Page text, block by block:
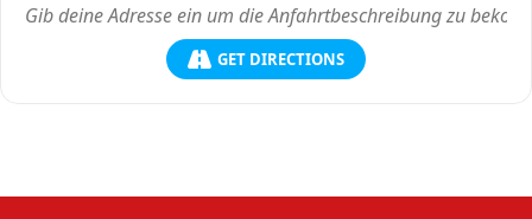
GET DIRECTIONS